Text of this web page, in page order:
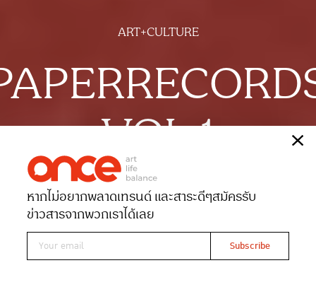
ART+CULTURE
VOL.1
เรื่องสุธาสินี สุทธะโส
Date 06-12-2023Views 2136
หากไม่อยากพลาดเทรนด์ และสาระดีๆสมัครรับ
ข่าวสารจากพวกเราได้เลย